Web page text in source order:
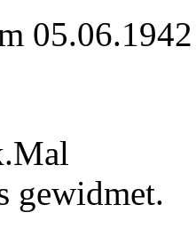
05.06.1942
gewidmet.